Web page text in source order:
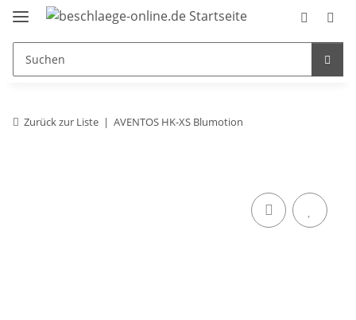
Zurück zur Liste AVENTOS HK-XS Blumotion